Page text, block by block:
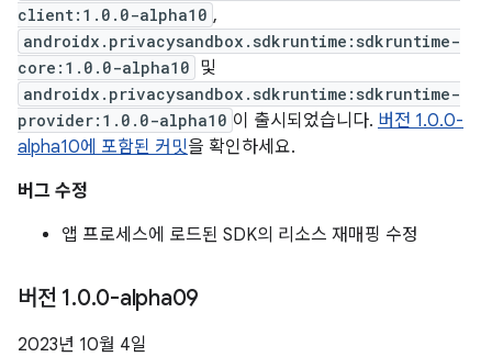
client:1.0.0-alpha10 ,
androidx.privacysandbox.sdkruntime:sdkruntime-
core:1.0.0-alpha10 및
androidx.privacysandbox.sdkruntime:sdkruntime-
provider:1.0.0-alpha10 이 출시되었습니다. 버전 1.0.0-
alpha10에 포함된 커밋을 확인하세요.
버그 수정
앱 프로세스에 로드된 SDK의 리소스 재매핑 수정
버전 1.0.0-alpha09
2023년 10월 4일